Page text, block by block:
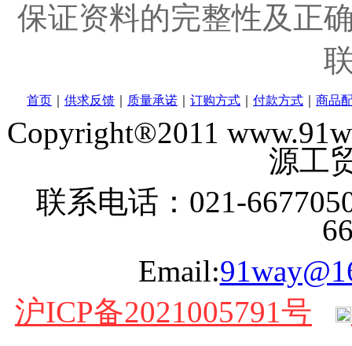
保证资料的完整性及正
首页 供求反馈 质量承诺 订购方式 付款方式 商品
Copyright®2011
源工
联系电话：021-
Email:
沪ICP备2021005791号